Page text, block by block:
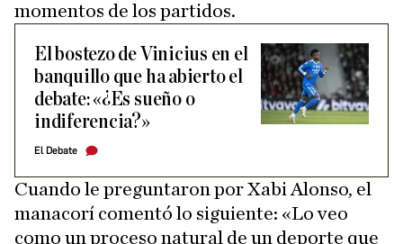
momentos de los partidos.
El bostezo de Vinicius en el
banquillo que ha abierto el
debate: «¿Es sueño o
indiferencia?»
El Debate
Cuando le preguntaron por Xabi Alonso, el
manacorí comentó lo siguiente: «Lo veo
como un proceso natural de un deporte que